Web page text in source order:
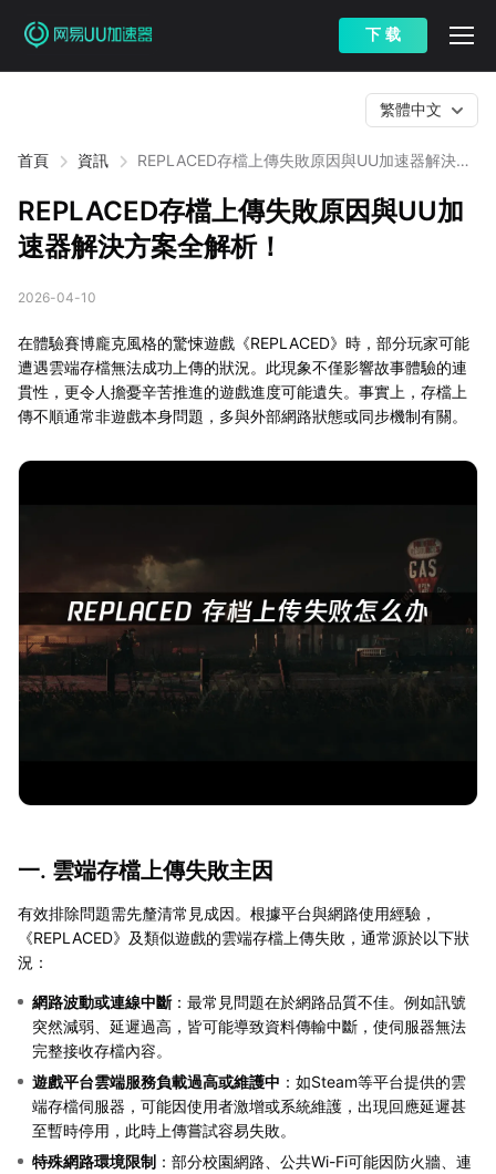
下 载
首頁 資訊
REPLACED存檔上傳失敗原因與UU加速器解決方
繁體中文
REPLACED存檔上傳失敗原因與UU加
速器解決方案全解析！
2026-04-10
在體驗賽博龐克風格的驚悚遊戲《REPLACED》時，部分玩家可能
遭遇雲端存檔無法成功上傳的狀況。此現象不僅影響故事體驗的連
貫性，更令人擔憂辛苦推進的遊戲進度可能遺失。事實上，存檔上
傳不順通常非遊戲本身問題，多與外部網路狀態或同步機制有關。
一. 雲端存檔上傳失敗主因
有效排除問題需先釐清常見成因。根據平台與網路使用經驗，
《REPLACED》及類似遊戲的雲端存檔上傳失敗，通常源於以下狀
況：
網路波動或連線中斷：最常見問題在於網路品質不佳。例如訊號
突然減弱、延遲過高，皆可能導致資料傳輸中斷，使伺服器無法
完整接收存檔內容。
遊戲平台雲端服務負載過高或維護中 ：如Steam等平台提供的雲
端存檔伺服器，可能因使用者激增或系統維護，出現回應延遲甚
至暫時停用，此時上傳嘗試容易失敗。
特殊網路環境限制 ：部分校園網路、公共Wi-Fi可能因防火牆、連